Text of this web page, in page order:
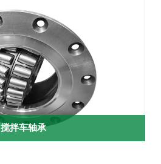
搅拌车轴承